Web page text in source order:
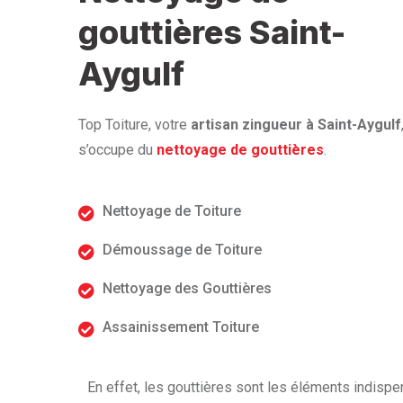
gouttières Saint-
Aygulf
Top Toiture, votre artisan zingueur à Saint-Aygulf,
s’occupe du nettoyage de gouttières.
Nettoyage de Toiture
Démoussage de Toiture
Nettoyage des Gouttières
Assainissement Toiture
En effet, les gouttières sont les éléments